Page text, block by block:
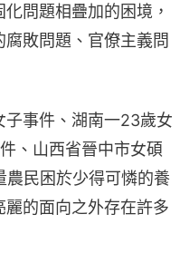
問題相疊加的困境，
敗問題、官僚主義問
子事件、湖南一23歲女
、山西省晉中市女碩
農民困於少得可憐的養
的面向之外存在許多